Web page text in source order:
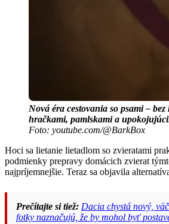
Nová éra cestovania so psami – bez
hračkami, pamlskami a
Foto: youtube.com/@BarkBox
Hoci sa lietanie lietadlom so zvieratami
podmienky prepravy domácich zvierat
najpríjemnejšie. Teraz sa objavila
Prečítajte si tiež: Dacia chystá nový,
fotky naznačujú, že by mohol byť